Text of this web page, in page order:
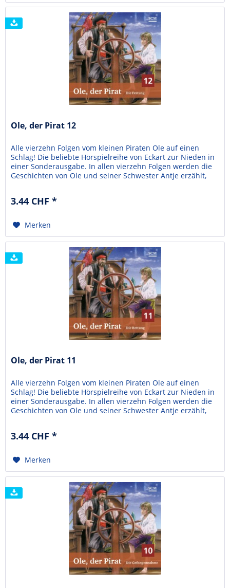
Ole, der Pirat 12
Alle vierzehn Folgen vom kleinen Piraten Ole auf einen
Schlag! Die beliebte Hörspielreihe von Eckart zur Nieden in
einer Sonderausgabe. In allen vierzehn Folgen werden die
Geschichten von Ole und seiner Schwester Antje erzählt,
müssen ganz schön mutig sein. In...
3.44 CHF *
Merken
Ole, der Pirat 11
Alle vierzehn Folgen vom kleinen Piraten Ole auf einen
Schlag! Die beliebte Hörspielreihe von Eckart zur Nieden in
einer Sonderausgabe. In allen vierzehn Folgen werden die
Geschichten von Ole und seiner Schwester Antje erzählt,
müssen ganz schön mutig sein. In...
3.44 CHF *
Merken